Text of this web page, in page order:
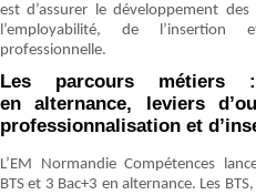
est d’assurer le développement des
l’employabilité, de
professionnelle.
Les parcours
en alternance, leviers
professionnalisation et
L’EM Normandie Compétences
BTS et 3 Bac+3 en alternance. Les